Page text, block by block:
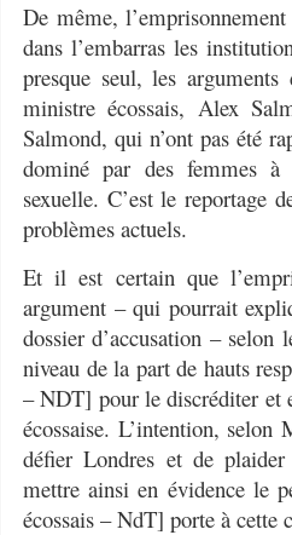
De même,
dans l’embarras les
presque seul, les
ministre écossais, Alex
Salmond, qui n’ont pas été
dominé par des femmes à
sexuelle. C’est le reportage
problèmes actuels.
Et il est certain que
argument – qui pourrait
dossier d’accusation –
niveau de la part de hauts
– NDT] pour le discréditer et
écossaise. L’intention,
défier Londres et de plaider
mettre ainsi en évidence le
écossais – NdT] porte à cette